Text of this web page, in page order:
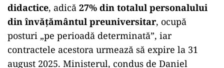
didactice, adică 27% din totalul personalului
din învățământul preuniversitar, ocupă
posturi „pe perioadă determinată”, iar
contractele acestora urmează să expire la 31
august 2025. Ministerul, condus de Daniel